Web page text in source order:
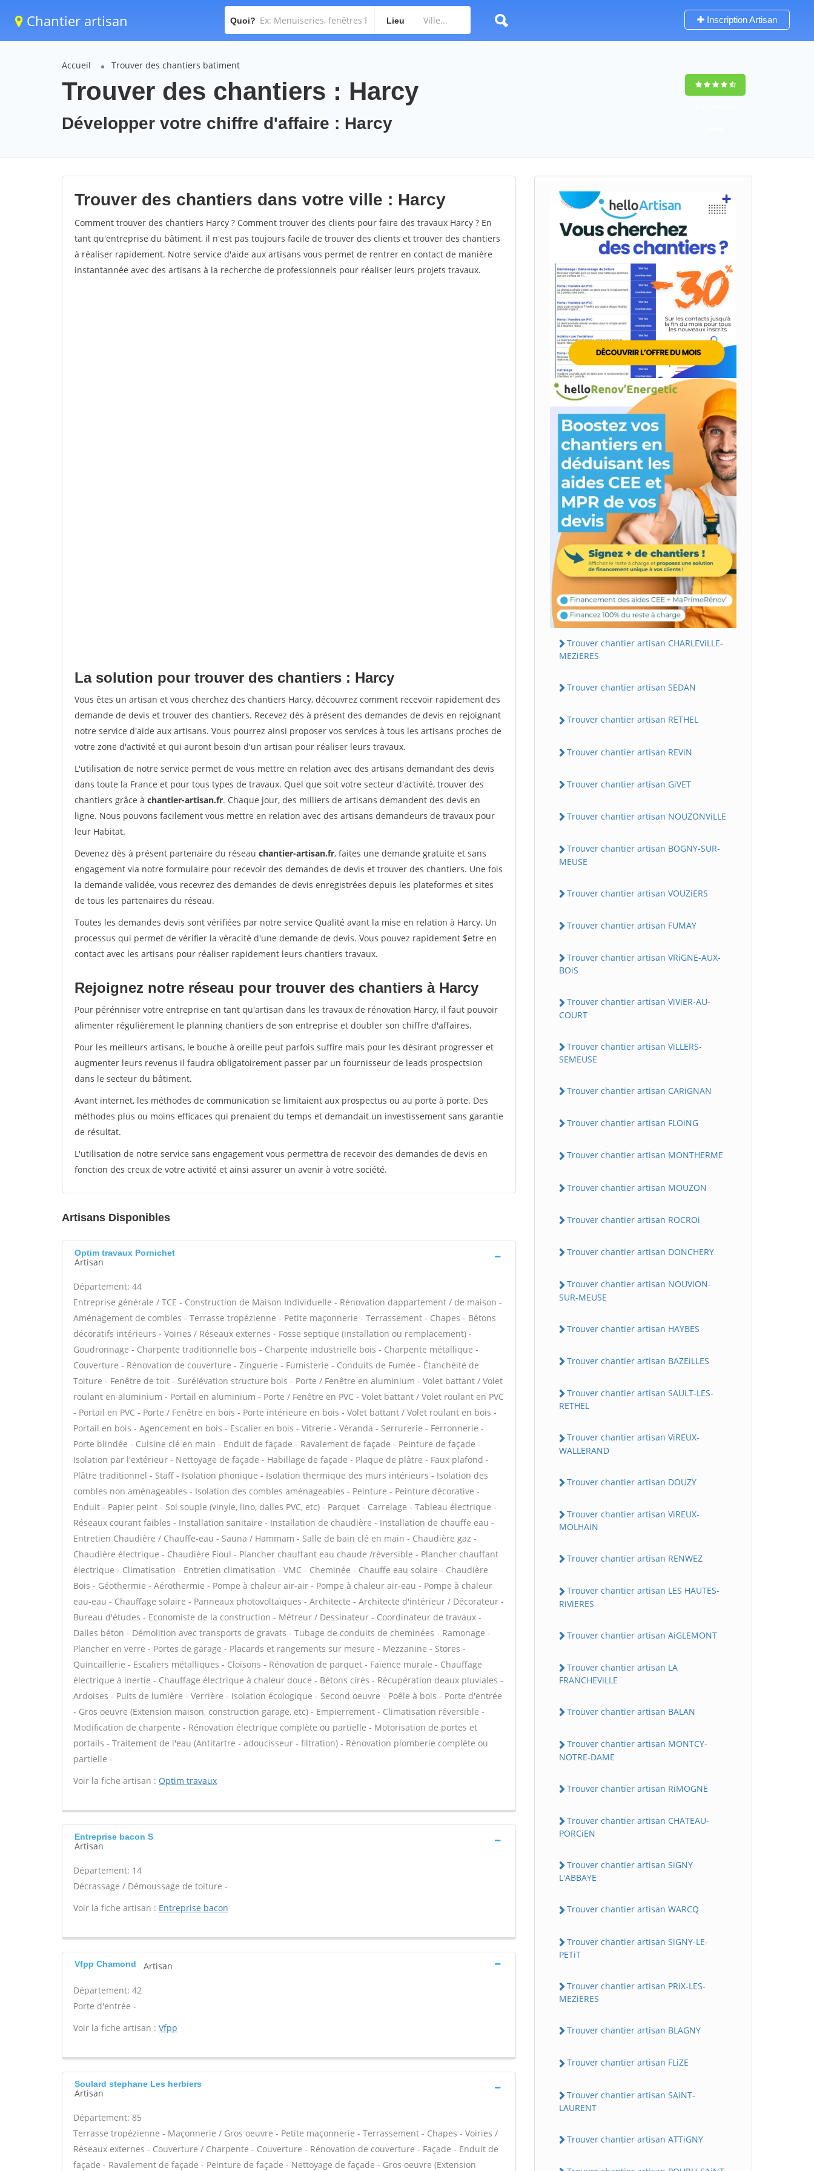
Chantier artisan Quoi? Lieu Inscription Artisan
Accueil Trouver des chantiers batiment
Trouver des chantiers : Harcy
Développer votre chiffre d'affaire : Harcy
Trouver des chantiers dans votre ville : Harcy
Comment trouver des chantiers Harcy ? Comment trouver des clients pour faire des travaux Harcy ? En
tant qu'entreprise du bâtiment, il n'est pas toujours facile de trouver des clients et trouver des chantiers
à réaliser rapidement. Notre service d'aide aux artisans vous permet de rentrer en contact de manière
instantannée avec des artisans à la recherche de professionnels pour réaliser leurs projets travaux.
La solution pour trouver des chantiers : Harcy
Vous êtes un artisan et vous cherchez des chantiers Harcy, découvrez comment recevoir rapidement des
demande de devis et trouver des chantiers. Recevez dès à présent des demandes de devis en rejoignant
notre service d'aide aux artisans. Vous pourrez ainsi proposer vos services à tous les artisans proches de
votre zone d'activité et qui auront besoin d'un artisan pour réaliser leurs travaux.
L'utilisation de notre service permet de vous mettre en relation avec des artisans demandant des devis
dans toute la France et pour tous types de travaux. Quel que soit votre secteur d'activité, trouver des
chantiers grâce à chantier-artisan.fr. Chaque jour, des milliers de artisans demandent des devis en
ligne. Nous pouvons facilement vous mettre en relation avec des artisans demandeurs de travaux pour
leur Habitat.
Devenez dès à présent partenaire du réseau chantier-artisan.fr, faites une demande gratuite et sans
engagement via notre formulaire pour recevoir des demandes de devis et trouver des chantiers. Une fois
la demande validée, vous recevrez des demandes de devis enregistrées depuis les plateformes et sites
de tous les partenaires du réseau.
Toutes les demandes devis sont vérifiées par notre service Qualité avant la mise en relation à Harcy. Un
processus qui permet de vérifier la véracité d'une demande de devis. Vous pouvez rapidement $etre en
contact avec les artisans pour réaliser rapidement leurs chantiers travaux.
Rejoignez notre réseau pour trouver des chantiers à Harcy
Pour pérénniser votre entreprise en tant qu'artisan dans les travaux de rénovation Harcy, il faut pouvoir
alimenter régulièrement le planning chantiers de son entreprise et doubler son chiffre d'affaires.
Pour les meilleurs artisans, le bouche à oreille peut parfois suffire mais pour les désirant progresser et
augmenter leurs revenus il faudra obligatoirement passer par un fournisseur de leads prospectsion
dans le secteur du bâtiment.
Avant internet, les méthodes de communication se limitaient aux prospectus ou au porte à porte. Des
méthodes plus ou moins efficaces qui prenaient du temps et demandait un investissement sans garantie
de résultat.
L'utilisation de notre service sans engagement vous permettra de recevoir des demandes de devis en
fonction des creux de votre activité et ainsi assurer un avenir à votre société.
Artisans Disponibles
Optim travaux Pornichet
Artisan
Département: 44
Entreprise générale / TCE - Construction de Maison Individuelle - Rénovation dappartement / de maison -
Aménagement de combles - Terrasse tropézienne - Petite maçonnerie - Terrassement - Chapes - Bétons
décoratifs intérieurs - Voiries / Réseaux externes - Fosse septique (installation ou remplacement) -
Goudronnage - Charpente traditionnelle bois - Charpente industrielle bois - Charpente métallique -
Couverture - Rénovation de couverture - Zinguerie - Fumisterie - Conduits de Fumée - Étanchéité de
Toiture - Fenêtre de toit - Surélévation structure bois - Porte / Fenêtre en aluminium - Volet battant / Volet
roulant en aluminium - Portail en aluminium - Porte / Fenêtre en PVC - Volet battant / Volet roulant en PVC
- Portail en PVC - Porte / Fenêtre en bois - Porte intérieure en bois - Volet battant / Volet roulant en bois -
Portail en bois - Agencement en bois - Escalier en bois - Vitrerie - Véranda - Serrurerie - Ferronnerie -
Porte blindée - Cuisine clé en main - Enduit de façade - Ravalement de façade - Peinture de façade -
Isolation par l'extérieur - Nettoyage de façade - Habillage de façade - Plaque de plâtre - Faux plafond -
Plâtre traditionnel - Staff - Isolation phonique - Isolation thermique des murs intérieurs - Isolation des
combles non aménageables - Isolation des combles aménageables - Peinture - Peinture décorative -
Enduit - Papier peint - Sol souple (vinyle, lino, dalles PVC, etc) - Parquet - Carrelage - Tableau électrique -
Réseaux courant faibles - Installation sanitaire - Installation de chaudière - Installation de chauffe eau -
Entretien Chaudière / Chauffe-eau - Sauna / Hammam - Salle de bain clé en main - Chaudière gaz -
Chaudière électrique - Chaudière Fioul - Plancher chauffant eau chaude /réversible - Plancher chauffant
électrique - Climatisation - Entretien climatisation - VMC - Cheminée - Chauffe eau solaire - Chaudière
Bois - Géothermie - Aérothermie - Pompe à chaleur air-air - Pompe à chaleur air-eau - Pompe à chaleur
eau-eau - Chauffage solaire - Panneaux photovoltaïques - Architecte - Architecte d'intérieur / Décorateur -
Bureau d'études - Economiste de la construction - Métreur / Dessinateur - Coordinateur de travaux -
Dalles béton - Démolition avec transports de gravats - Tubage de conduits de cheminées - Ramonage -
Plancher en verre - Portes de garage - Placards et rangements sur mesure - Mezzanine - Stores -
Quincaillerie - Escaliers métalliques - Cloisons - Rénovation de parquet - Faïence murale - Chauffage
électrique à inertie - Chauffage électrique à chaleur douce - Bétons cirés - Récupération deaux pluviales -
Ardoises - Puits de lumière - Verrière - Isolation écologique - Second oeuvre - Poêle à bois - Porte d'entrée
- Gros oeuvre (Extension maison, construction garage, etc) - Empierrement - Climatisation réversible -
Modification de charpente - Rénovation électrique complète ou partielle - Motorisation de portes et
portails - Traitement de l'eau (Antitartre - adoucisseur - filtration) - Rénovation plomberie complète ou
partielle -
Voir la fiche artisan : Optim travaux
Entreprise bacon S
Artisan
Département: 14
Décrassage / Démoussage de toiture -
Voir la fiche artisan : Entreprise bacon
Vfpp Chamond Artisan
Département: 42
Porte d'entrée -
Voir la fiche artisan : Vfpp
Soulard stephane Les herbiers
Artisan
Département: 85
Terrasse tropézienne - Maçonnerie / Gros oeuvre - Petite maçonnerie - Terrassement - Chapes - Voiries /
Réseaux externes - Couverture / Charpente - Couverture - Rénovation de couverture - Façade - Enduit de
façade - Ravalement de façade - Peinture de façade - Nettoyage de façade - Gros oeuvre (Extension
Trouver chantier artisan CHARLEViLLE-
MEZiERES
Trouver chantier artisan SEDAN
Trouver chantier artisan RETHEL
Trouver chantier artisan REViN
Trouver chantier artisan GiVET
Trouver chantier artisan NOUZONViLLE
Trouver chantier artisan BOGNY-SUR-
MEUSE
Trouver chantier artisan VOUZiERS
Trouver chantier artisan FUMAY
Trouver chantier artisan VRiGNE-AUX-
BOiS
Trouver chantier artisan ViViER-AU-
COURT
Trouver chantier artisan ViLLERS-
SEMEUSE
Trouver chantier artisan CARiGNAN
Trouver chantier artisan FLOiNG
Trouver chantier artisan MONTHERME
Trouver chantier artisan MOUZON
Trouver chantier artisan ROCROi
Trouver chantier artisan DONCHERY
Trouver chantier artisan NOUViON-
SUR-MEUSE
Trouver chantier artisan HAYBES
Trouver chantier artisan BAZEiLLES
Trouver chantier artisan SAULT-LES-
RETHEL
Trouver chantier artisan ViREUX-
WALLERAND
Trouver chantier artisan DOUZY
Trouver chantier artisan ViREUX-
MOLHAiN
Trouver chantier artisan RENWEZ
Trouver chantier artisan LES HAUTES-
RiViERES
Trouver chantier artisan AiGLEMONT
Trouver chantier artisan LA
FRANCHEViLLE
Trouver chantier artisan BALAN
Trouver chantier artisan MONTCY-
NOTRE-DAME
Trouver chantier artisan RiMOGNE
Trouver chantier artisan CHATEAU-
PORCiEN
Trouver chantier artisan SiGNY-
L'ABBAYE
Trouver chantier artisan WARCQ
Trouver chantier artisan SiGNY-LE-
PETiT
Trouver chantier artisan PRiX-LES-
MEZiERES
Trouver chantier artisan BLAGNY
Trouver chantier artisan FLiZE
Trouver chantier artisan SAiNT-
LAURENT
Trouver chantier artisan ATTiGNY